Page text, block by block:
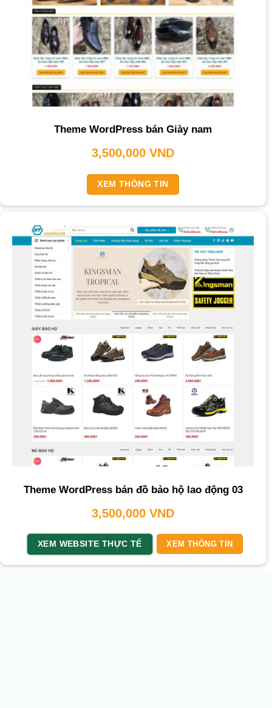
Theme WordPress bán Giày nam
3,500,000 VND
XEM THÔNG TIN
Theme WordPress bán đồ bảo hộ lao động 03
3,500,000 VND
XEM WEBSITE THỰC TẾ XEM THÔNG TIN